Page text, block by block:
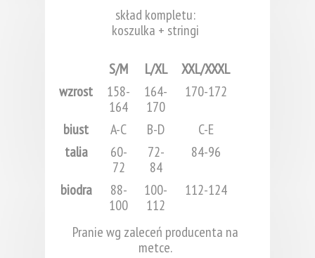
skład kompletu:
koszulka + stringi
S/M L/XL
XXL/XXXL
wzrost
158-
164
164-
170
170-172
biust A-C B-D
C-E
talia
60-
72
72-
84
84-96
biodra
88-
100
100-
112
112-124
Pranie wg zaleceń producenta na
metce.